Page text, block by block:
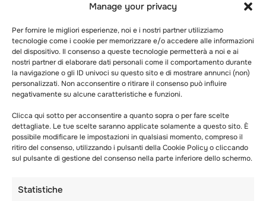
Manage your privacy
Per fornire le migliori esperienze, noi e i nostri partner utilizziamo
tecnologie come i cookie per memorizzare e/o accedere alle informazioni
del dispositivo. Il consenso a queste tecnologie permetterà a noi e ai
nostri partner di elaborare dati personali come il comportamento durante
la navigazione o gli ID univoci su questo sito e di mostrare annunci (non)
personalizzati. Non acconsentire o ritirare il consenso può influire
negativamente su alcune caratteristiche e funzioni.
Clicca qui sotto per acconsentire a quanto sopra o per fare scelte
dettagliate. Le tue scelte saranno applicate solamente a questo sito. È
possibile modificare le impostazioni in qualsiasi momento, compreso il
ritiro del consenso, utilizzando i pulsanti della Cookie Policy o cliccando
sul pulsante di gestione del consenso nella parte inferiore dello schermo.
Statistiche
andare sul sicuro, dovresti sempre optare per
materassini che abbiano un valore R superiore
a 4. Più alto è il valore R del materassino,
migliore sarà la protezione che offrirà contro il
gelo. Inoltre, mentre un singolo materassino è
solitamente sufficiente a fornire l’isolamento
necessario, puoi ottenere una protezione
ancora maggiore se combini un materassino
autogonfiante con un materassino in schiuma
a cellule chiuse.
Sacco a pelo